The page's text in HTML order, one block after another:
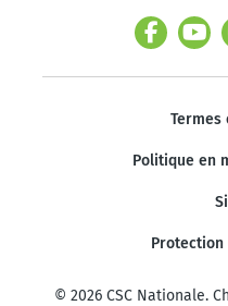
Termes
Politique en
© 2026 CSC Nationale.